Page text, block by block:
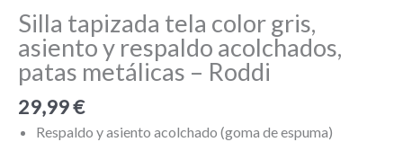
Silla tapizada tela color gris,
asiento y respaldo acolchados,
patas metálicas – Roddi
29,99€
Respaldo y asiento acolchado (goma de espuma)